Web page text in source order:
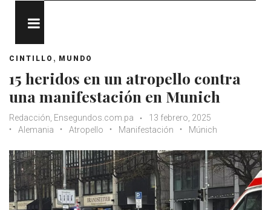
CINTILLO , MUNDO
15 heridos en un atropello contra
una manifestación en Munich
Redacción, Ensegundos.com.pa
13 febrero, 2025
Alemania
Atropello Manifestación Múnich